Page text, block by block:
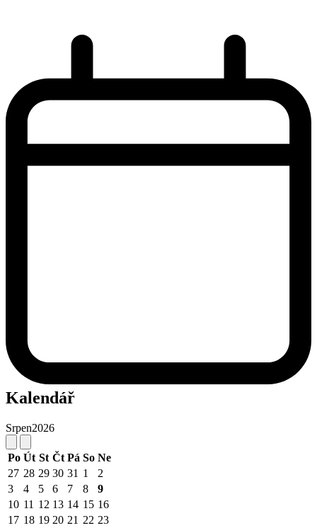
Kalendář
Srpen2026
Po Út St Čt Pá So Ne
27 28 29 30 31 1
2
3
4 5 6 7 8
9
10 11 12 13 14 15 16
17 18 19 20 21 22 23